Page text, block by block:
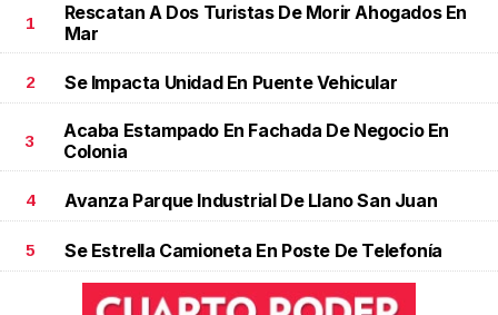
1
Rescatan A Dos Turistas De Morir Ahogados En
Mar
2 Se Impacta Unidad En Puente Vehicular
3
Acaba Estampado En Fachada De Negocio En
Colonia
4 Avanza Parque Industrial De Llano San Juan
5 Se Estrella Camioneta En Poste De Telefonía